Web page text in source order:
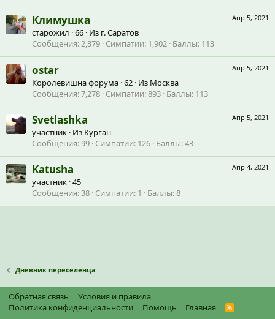
Апр 5, 2021
Климушка
старожил ·66 · Из г. Саратов
Сообщения 2,379 Симпатии 1,902 Баллы 113
Апр 5, 2021
ostar
Королевишна форума ·62 · Из Москва
Сообщения 7,278 Симпатии 893 Баллы 113
Апр 5, 2021
Svetlashka
участник · Из Курган
Сообщения 99 Симпатии 126 Баллы 43
Апр 4, 2021
Katusha
участник ·45
Сообщения 38 Симпатии 1 Баллы 8
Дневник переселенца
Обратная связь
Условия и правила
Политика конфиденциальности
Помощь Главная
R